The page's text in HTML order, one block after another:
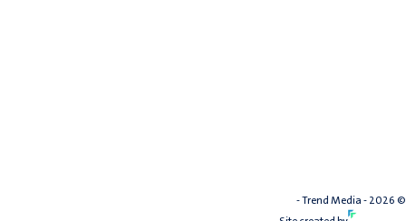
© 2026 - Trend Media -